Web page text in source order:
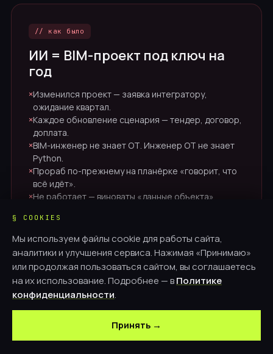
§ COOKIES
Мы используем файлы cookie для работы сайта,
аналитики и улучшения сервиса. Нажимая «Принимаю»
или продолжая пользоваться сайтом, вы соглашаетесь
на их использование. Подробнее — вПолитике
конфиденциальности.
Принять →
// как было
ИИ = BIM-проект под ключ на
год
✕Изменился проект — заявка интегратору,
ожидание квартал.
✕Каждое обновление сценария — тендер, договор,
доплата.
✕BIM-инженер не знает ОТ. Инженер ОТ не знает
Python.
✕Прораб по-прежнему на планёрке «говорит, что
всё идёт».
✕Не работает — виноваты «данные объекта».
опаздывает
ИИ = инструмент в руках
технического состава